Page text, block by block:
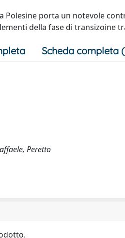
porta un notevole
della fase di transizoine
Scheda completa
Peretto